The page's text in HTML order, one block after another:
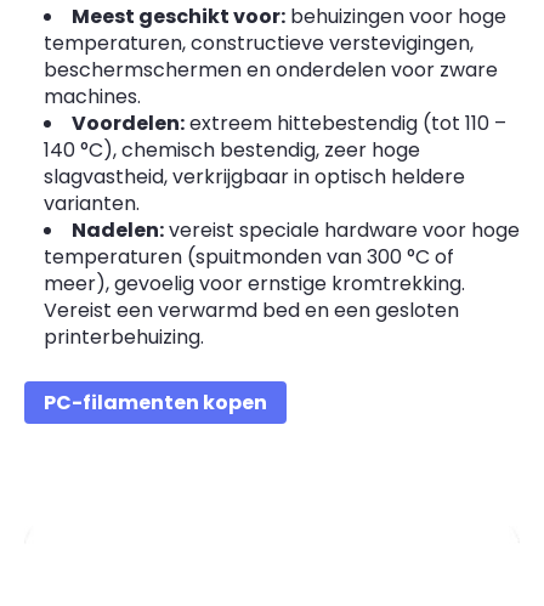
Meest geschikt voor: behuizingen voor hoge
temperaturen, constructieve verstevigingen,
beschermschermen en onderdelen voor zware
machines.
Voordelen:extreem hittebestendig (tot 110 –
140 °C), chemisch bestendig, zeer hoge
slagvastheid, verkrijgbaar in optisch heldere
varianten.
Nadelen:vereist speciale hardware voor hoge
temperaturen (spuitmonden van 300 °C of
meer), gevoelig voor ernstige kromtrekking.
Vereist een verwarmd bed en een gesloten
printerbehuizing.
PC-filamenten kopen